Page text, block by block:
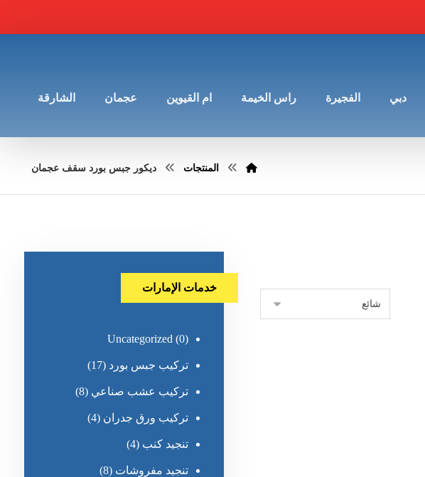
دبي الفجيرة راس الخيمة ام القيوين عجمان الشارقة
المنتجات ديكور جبس بورد سقف عجمان
خدمات الإمارات
Uncategorized (0)
تركيب جبس بورد (17)
تركيب عشب صناعي (8)
تركيب ورق جدران (4)
تنجيد كنب (4)
تنجيد مفروشات (8)